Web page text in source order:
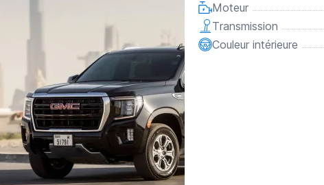
Moteur
Transmission
Couleur intérieure